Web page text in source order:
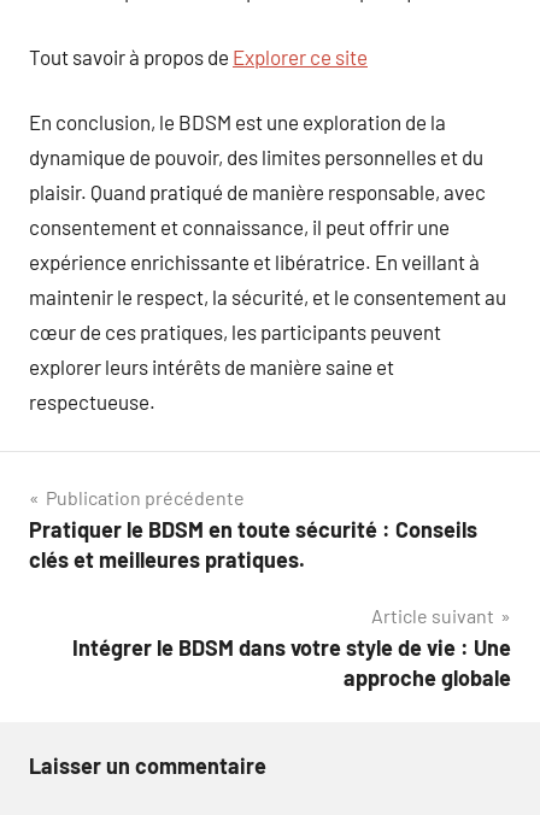
Tout savoir à propos de Explorer ce site
En conclusion, le BDSM est une exploration de la
dynamique de pouvoir, des limites personnelles et du
plaisir. Quand pratiqué de manière responsable, avec
consentement et connaissance, il peut offrir une
expérience enrichissante et libératrice. En veillant à
maintenir le respect, la sécurité, et le consentement au
cœur de ces pratiques, les participants peuvent
explorer leurs intérêts de manière saine et
respectueuse.
Navigation
de
Publication précédente
Pratiquer le BDSM en toute sécurité : Conseils
clés et meilleures pratiques.
Article suivant
Intégrer le BDSM dans votre style de vie : Une
approche globale
Laisser un commentaire